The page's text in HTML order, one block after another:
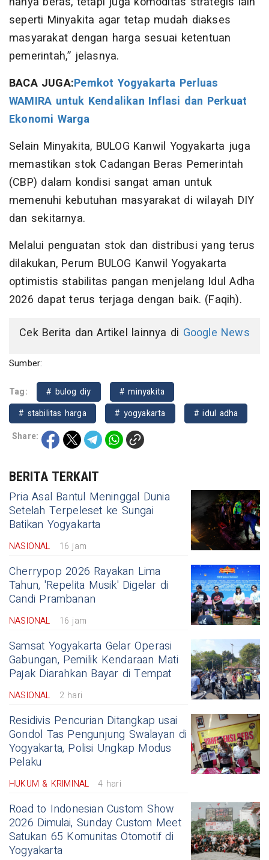
seperti Minyakita agar tetap mudah diakses
masyarakat dengan harga sesuai ketentuan
pemerintah,” jelasnya.
BACA JUGA:Pemkot Yogyakarta Perluas
WAMIRA untuk Kendalikan Inflasi dan Perkuat
Ekonomi Warga
Selain Minyakita, BULOG Kanwil Yogyakarta juga
memastikan stok Cadangan Beras Pemerintah
(CBP) dalam kondisi sangat aman untuk
memenuhi kebutuhan masyarakat di wilayah DIY
dan sekitarnya.
Melalui penguatan stok dan distribusi yang terus
dilakukan, Perum BULOG Kanwil Yogyakarta
optimistis stabilitas pangan menjelang Idul Adha
2026 dapat terus terjaga dengan baik. (Faqih).
Cek Berita dan Artikel lainnya di Google News
Sumber:
Tag: # bulog diy
# minyakita
# stabilitas harga
# yogyakarta
# idul adha
Share:
BERITA TERKAIT
Pria Asal Bantul Meninggal Dunia
Setelah Terpeleset ke Sungai
Batikan Yogyakarta
NASIONAL 16 jam
Cherrypop 2026 Rayakan Lima
Tahun, 'Repelita Musik' Digelar di
Candi Prambanan
NASIONAL 16 jam
Samsat Yogyakarta Gelar Operasi
Gabungan, Pemilik Kendaraan Mati
Pajak Diarahkan Bayar di Tempat
NASIONAL 2 hari
Residivis Pencurian Ditangkap usai
Gondol Tas Pengunjung Swalayan di
Yogyakarta, Polisi Ungkap Modus
Pelaku
HUKUM & KRIMINAL 4 hari
Road to Indonesian Custom Show
2026 Dimulai, Sunday Custom Meet
Satukan 65 Komunitas Otomotif di
Yogyakarta